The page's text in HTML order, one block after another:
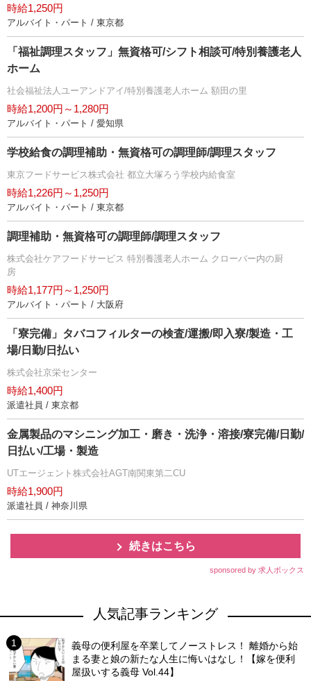
時給1,250円
アルバイト・パート / 東京都
「福祉調理スタッフ」無資格可/シフト相談可/特別養護老人
ホーム
社会福祉法人ユーアンドアイ/特別養護老人ホーム 額田の里
時給1,200円～1,280円
アルバイト・パート / 愛知県
学校給食の調理補助・無資格可の調理師/調理スタッフ
東京フードサービス株式会社 都立大塚ろう学校内給食室
時給1,226円～1,250円
アルバイト・パート / 東京都
調理補助・無資格可の調理師/調理スタッフ
株式会社ケアフードサービス 特別養護老人ホーム クローバー内の厨
房
時給1,177円～1,250円
アルバイト・パート / 大阪府
「寮完備」タバコフィルターの検査/運搬/即入寮/製造・工
場/日勤/日払い
株式会社京栄センター
時給1,400円
派遣社員 / 東京都
金属製品のマシニング加工・磨き・洗浄・溶接/寮完備/日勤/
日払い/工場・製造
UTエージェント株式会社AGT南関東第二CU
時給1,900円
派遣社員 / 神奈川県
続きはこちら
sponsored by 求人ボックス
人気記事ランキング
義母の便利屋を卒業してノーストレス！ 離婚から始
まる妻と娘の新たな人生に悔いはなし！【嫁を便利
屋扱いする義母 Vol.44】